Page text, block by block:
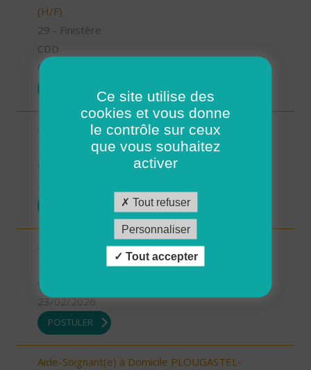
(H/F)
29 - Finistère
CDD
05/03/2026
Auxiliaire de vie sociale - Les Bauges (73) (H/F)
Aide à domicile - Les Bauges (73) (H/F)
CDI
23/02/2026
POSTULER
Aide-Soignant(e) à Domicile PLOUGASTEL-
Ce site utilise des
cookies et vous donne
le contrôle sur ceux
que vous souhaitez
activer
Tout refuser
Personnaliser
Tout accepter